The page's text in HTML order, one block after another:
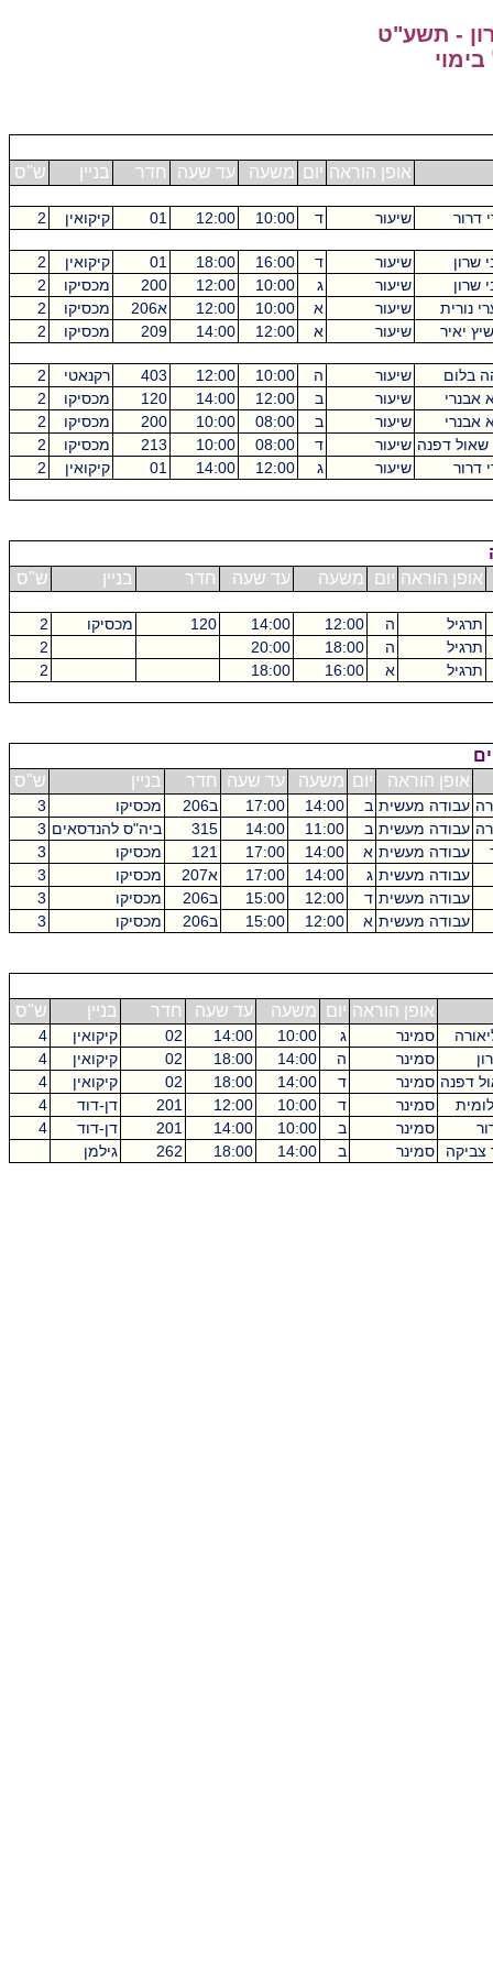
- תשע"ט
אופן הוראה יום משעה עד שעה חדר בניין ש"ס
דרור שיעור ד 10:00
12:00
01 קיקואין 2
שרון שיעור ד 16:00
18:00
01 קיקואין
2
שרון
שיעור ג 10:00
12:00
200 מכסיקו
2
נורית
שיעור א 10:00
12:00 א206 מכסיקו
2
יאיר
שיעור א 12:00
14:00
209 מכסיקו 2
בלום שיעור ה 10:00
12:00
403 רקנאטי
2
אבנרי
שיעור ב 12:00
14:00
120 מכסיקו
2
אבנרי
שיעור ב 08:00
10:00
200 מכסיקו
2
שאול דפנה שיעור ד 08:00
10:00
213 מכסיקו
2
דרור
שיעור ג 12:00
14:00
01 קיקואין 2
אופן הוראה יום משעה עד שעה חדר בניין ש"ס
תרגיל ה 12:00
14:00
120 מכסיקו
2
תרגיל
ה 18:00
20:00
2
תרגיל
א 16:00
18:00
2
אופן הוראה
יום משעה עד שעה חדר בניין ש"ס
עבודה מעשית ב 14:00
17:00 ב206 מכסיקו
3
עבודה מעשית ב 11:00
14:00
315 ביה"ס להנדסאים 3
עבודה מעשית א 14:00
17:00
121 מכסיקו
3
עבודה מעשית ג 14:00
17:00 א207 מכסיקו
3
עבודה מעשית ד 12:00
15:00 ב206 מכסיקו
3
עבודה מעשית א 12:00
15:00 ב206 מכסיקו 3
אופן הוראה יום משעה עד שעה חדר בניין ש"ס
סמינר ג 10:00
14:00
02 קיקואין
4
סמינר ה 14:00
18:00
02 קיקואין
4
דפנה סמינר ד 14:00
18:00
02 קיקואין
4
סמינר ד 10:00
12:00
201 דן-דוד
4
סמינר ב 10:00
14:00
201 דן-דוד
4
צביקה
סמינר ב 14:00
18:00
262 גילמן